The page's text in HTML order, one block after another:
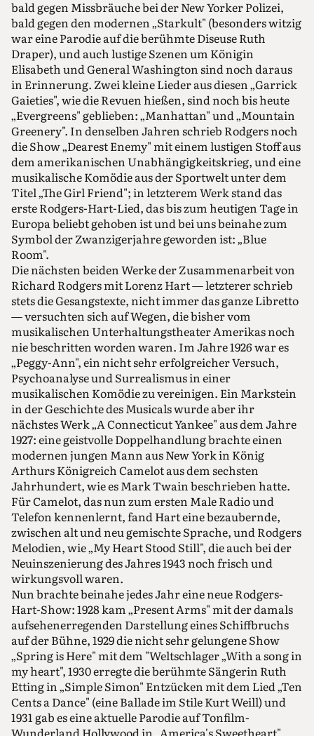
bald gegen Missbräuche bei der New Yorker Polizei,
bald gegen den modernen „Starkult" (besonders witzig
war eine Parodie auf die berühmte Diseuse Ruth
Draper), und auch lustige Szenen um Königin
Elisabeth und General Washington sind noch daraus
in Erinnerung. Zwei kleine Lieder aus diesen „Garrick
Gaieties", wie die Revuen hießen, sind noch bis heute
„Evergreens" geblieben: „Manhattan" und „Mountain
Greenery". In denselben Jahren schrieb Rodgers noch
die Show „Dearest Enemy" mit einem lustigen Stoff aus
dem amerikanischen Unabhängigkeitskrieg, und eine
musikalische Komödie aus der Sportwelt unter dem
Titel „The Girl Friend"; in letzterem Werk stand das
erste Rodgers-Hart-Lied, das bis zum heutigen Tage in
Europa beliebt gehoben ist und bei uns beinahe zum
Symbol der Zwanzigerjahre geworden ist: „Blue
Room".
Die nächsten beiden Werke der Zusammenarbeit von
Richard Rodgers mit Lorenz Hart — letzterer schrieb
stets die Gesangstexte, nicht immer das ganze Libretto
— versuchten sich auf Wegen, die bisher vom
musikalischen Unterhaltungstheater Amerikas noch
nie beschritten worden waren. Im Jahre 1926 war es
„Peggy-Ann", ein nicht sehr erfolgreicher Versuch,
Psychoanalyse und Surrealismus in einer
musikalischen Komödie zu vereinigen. Ein Markstein
in der Geschichte des Musicals wurde aber ihr
nächstes Werk „A Connecticut Yankee" aus dem Jahre
1927: eine geistvolle Doppelhandlung brachte einen
modernen jungen Mann aus New York in König
Arthurs Königreich Camelot aus dem sechsten
Jahrhundert, wie es Mark Twain beschrieben hatte.
Für Camelot, das nun zum ersten Male Radio und
Telefon kennenlernt, fand Hart eine bezaubernde,
zwischen alt und neu gemischte Sprache, und Rodgers
Melodien, wie „My Heart Stood Still", die auch bei der
Neuinszenierung des Jahres 1943 noch frisch und
wirkungsvoll waren.
Nun brachte beinahe jedes Jahr eine neue Rodgers-
Hart-Show: 1928 kam „Present Arms" mit der damals
aufsehenerregenden Darstellung eines Schiffbruchs
auf der Bühne, 1929 die nicht sehr gelungene Show
„Spring is Here" mit dem "Weltschlager „With a song in
my heart", 1930 erregte die berühmte Sängerin Ruth
Etting in „Simple Simon" Entzücken mit dem Lied „Ten
Cents a Dance" (eine Ballade im Stile Kurt Weill) und
1931 gab es eine aktuelle Parodie auf Tonfilm-